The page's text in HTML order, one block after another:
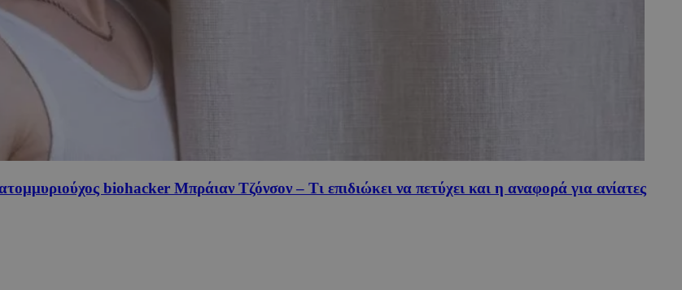
biohacker Μπράιαν Τζόνσον – Τι επιδιώκει να πετύχει και η αναφορά για ανίατες